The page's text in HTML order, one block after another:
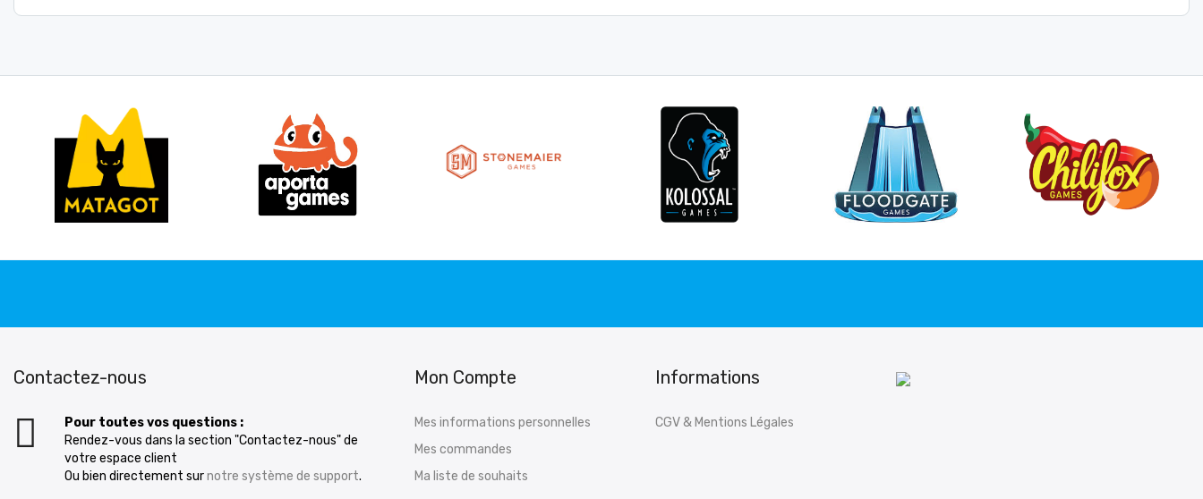
Contactez-nous
Pour toutes vos questions :
Rendez-vous dans la section "Contactez-nous" de
votre espace client
Ou bien directement surnotre système de support.
Mon Compte
Mes informations personnelles
Mes commandes
Ma liste de souhaits
Informations
CGV & Mentions Légales